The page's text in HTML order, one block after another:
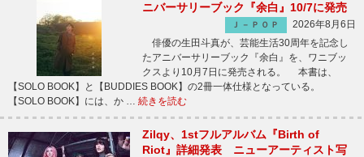
ニバーサリーブック『余白』10/7に発売
Ｊ－ＰＯＰ
2026年8月6日
俳優の生田斗真が、芸能生活30周年を記念し
たアニバーサリーブック『余白』を、ワニブッ
クスより10月7日に発売される。 本書は、
【SOLO BOOK】と【BUDDIES BOOK】の2冊一体仕様となっている。
【SOLO BOOK】には、か … 続きを読む
Zilqy、1stフルアルバム『Birth of
Riot』詳細発表 ニューアーティスト写